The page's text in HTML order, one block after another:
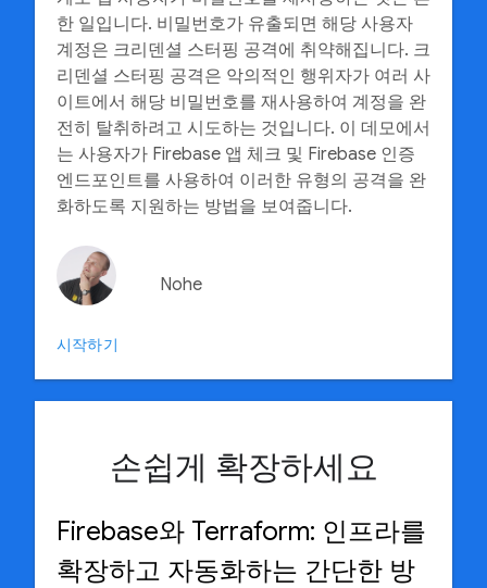
한 일입니다. 비밀번호가 유출되면 해당 사용자
계정은 크리덴셜 스터핑 공격에 취약해집니다. 크
리덴셜 스터핑 공격은 악의적인 행위자가 여러 사
이트에서 해당 비밀번호를 재사용하여 계정을 완
전히 탈취하려고 시도하는 것입니다. 이 데모에서
는 사용자가 Firebase 앱 체크 및 Firebase 인증
엔드포인트를 사용하여 이러한 유형의 공격을 완
화하도록 지원하는 방법을 보여줍니다.
Nohe
시작하기
손쉽게 확장하세요
Firebase와 Terraform: 인프라를
확장하고 자동화하는 간단한 방